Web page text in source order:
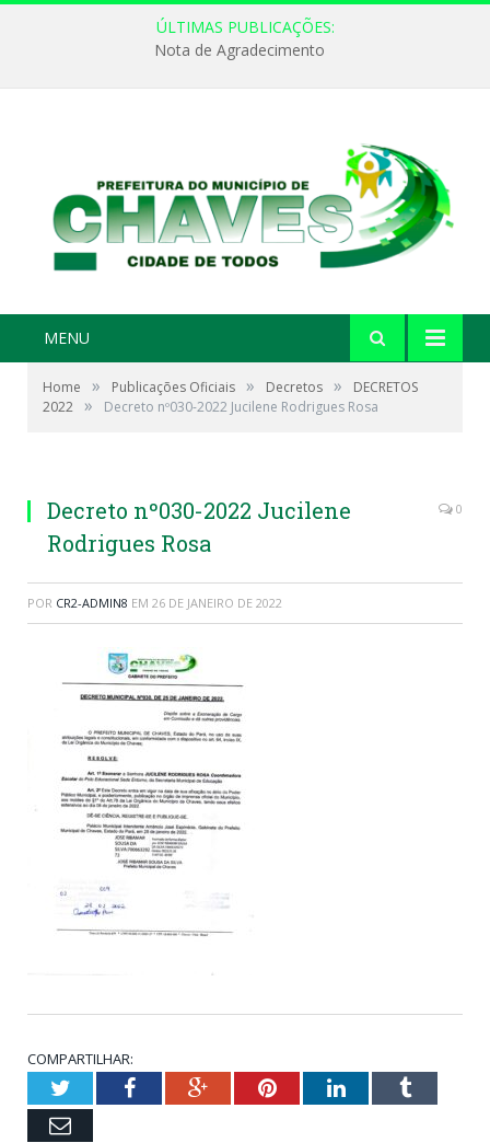
ÚLTIMAS PUBLICAÇÕES:
Nota de Agradecimento
MENU
Home » Publicações Oficiais » Decretos »
DECRETOS
2022 » Decreto nº030-2022 Jucilene Rodrigues Rosa
Decreto nº030-2022 Jucilene
Rodrigues Rosa
0
POR CR2-ADMIN8 EM 26 DE JANEIRO DE 2022
COMPARTILHAR:
TwitterFacebookGoogle+PinterestLinkedInTumblr
Email